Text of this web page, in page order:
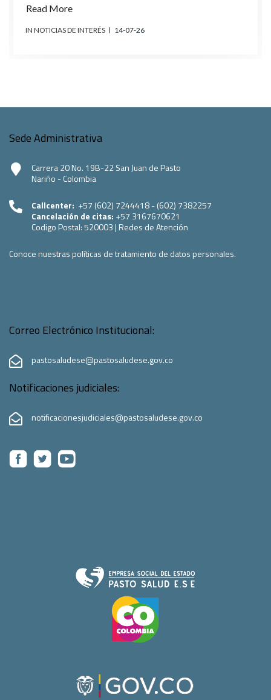
Read More
IN NOTICIAS DE INTERÉS 14-07-26
Sede Administrativa
Carrera 20 No. 19B-22 San Juan de Pasto
Nariño - Colombia
Callcenter: +57 (602) 7244418 - (602) 7382257
Cancelación de citas: +57 3167670621
Codigo Postal:520003 | Redes de Atención
Conoce nuestras políticas de tratamiento de datos personales.
Correo Electrónico Institucional:
pastosaludese@pastosaludese.gov.co
Notificaciones judiciales:
notificacionesjudiciales@pastosaludese.gov.co